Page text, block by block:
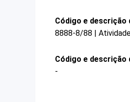
Código e descrição
8888-8/88 |
Código e descrição
-